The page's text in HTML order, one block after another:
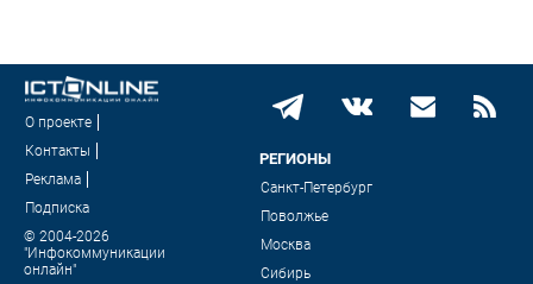
О проекте
Контакты
Реклама
Подписка
© 2004-2026
"Инфокоммуникации
онлайн"
РЕГИОНЫ
Санкт-Петербург
Поволжье
Москва
Сибирь